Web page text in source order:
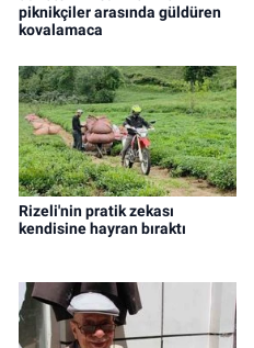
piknikçiler arasında güldüren
kovalamaca
Rizeli'nin pratik zekası
kendisine hayran bıraktı